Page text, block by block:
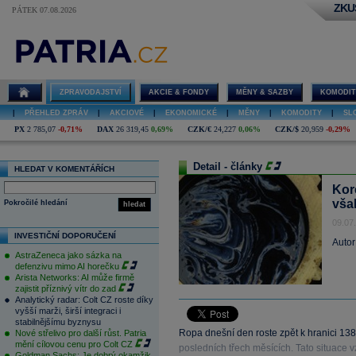
PÁTEK 07.08.2026
ZPRAVODAJSTVÍ AKCIE & FONDY MĚNY & SAZBY
PŘEHLED ZPRÁV AKCIOVÉ EKONOMICKÉ MĚNY KOMODITY
PX 2 785,07 -0,71% DAX 26 319,45 0,69% CZK/€ 24,227 0,06% CZK/$ 20,959 -0,29%
HLEDAT V KOMENTÁŘÍCH
hledat
Pokročilé hledání
INVESTIČNÍ DOPORUČENÍ
AstraZeneca jako sázka na
defenzivu mimo AI horečku
Arista Networks: AI může firmě
zajistit příznivý vítr do zad
Analytický radar: Colt CZ roste díky
vyšší marži, širší integraci i
stabilnějšímu byznysu
Nové střelivo pro další růst. Patria
mění cílovou cenu pro Colt CZ
Detail - články
Ropa dnešní den roste zpět k hranici
posledních třech měsících. Tato situace